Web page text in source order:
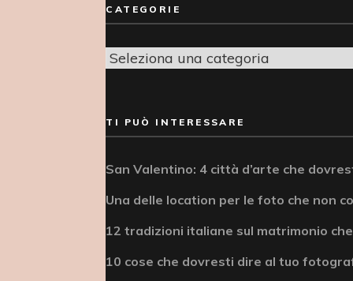
CATEGORIE
Categorie
TI PUÒ INTERESSARE
San Valentino: 4 città d’arte che
Una delle location per le foto che non
12 tradizioni italiane sul matrimonio
10 cose che dovresti dire al tuo